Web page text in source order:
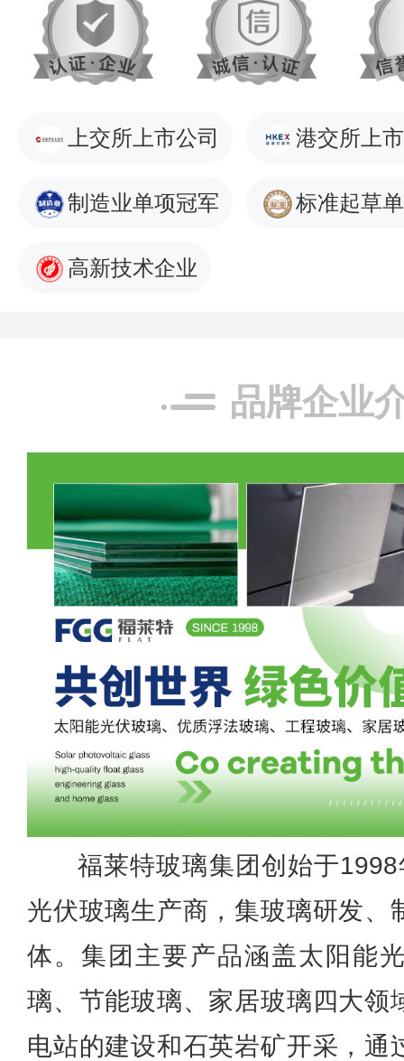
上交所上市公司 港交所上
制造业单项冠军 标准起草
高新技术企业
品牌企业
福莱特玻璃集团创始于
光伏玻璃生产商，集玻璃研发、
体。集团主要产品涵盖太阳能
璃、节能玻璃、家居玻璃四大领
电站的建设和石英岩矿开采，通